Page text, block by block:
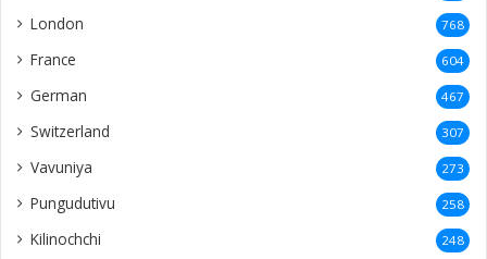
London 768
France 604
German 467
Switzerland 307
Vavuniya 273
Pungudutivu 258
Kilinochchi 248